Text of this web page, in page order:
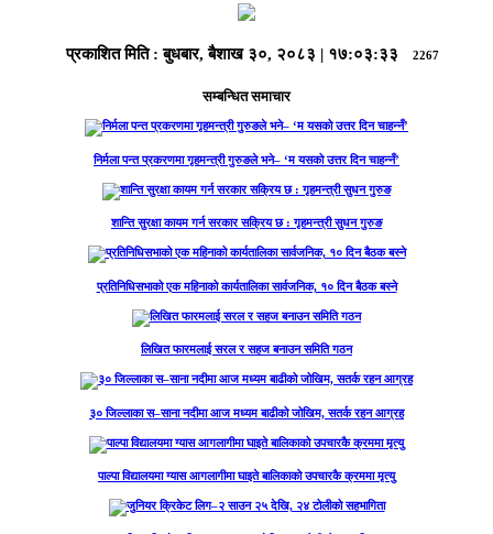
प्रकाशित मिति :बुधबार, बैशाख ३०, २०८३ | १७:०३:३३ 2267
सम्बन्धित समाचार
निर्मला पन्त प्रकरणमा गृहमन्त्री गुरुङले भने– ‘म यसको उत्तर दिन चाहन्नँ’
शान्ति सुरक्षा कायम गर्न सरकार सक्रिय छ : गृहमन्त्री सुधन गुरुङ
प्रतिनिधिसभाको एक महिनाको कार्यतालिका सार्वजनिक, १० दिन बैठक बस्ने
लिखित फारमलाई सरल र सहज बनाउन समिति गठन
३० जिल्लाका स–साना नदीमा आज मध्यम बाढीको जोखिम, सतर्क रहन आग्रह
पाल्पा विद्यालयमा ग्यास आगलागीमा घाइते बालिकाको उपचारकै क्रममा मृत्यु